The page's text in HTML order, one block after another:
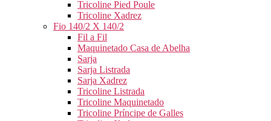
Tricoline Pied Poule
Tricoline Xadrez
Fio 140/2 X 140/2
Fil a Fil
Maquinetado Casa de Abelha
Sarja
Sarja Listrada
Sarja Xadrez
Tricoline Listrada
Tricoline Maquinetado
Tricoline Príncipe de Galles